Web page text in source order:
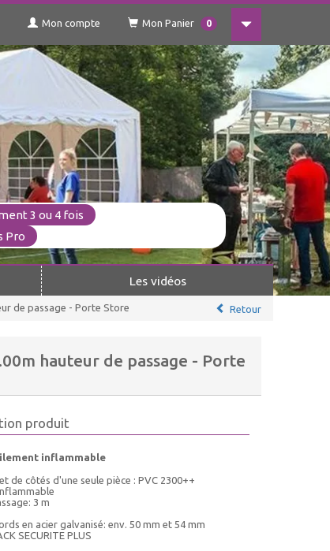
Mon compte Mon Panier 0
3 ou 4 fois
Pro
Les vidéos
de passage - Porte Store Retour
hauteur de passage - Porte
produit
inflammable
de côtés d'une seule pièce : PVC 2300++
3 m
en acier galvanisé: env. 50 mm et 54 mm
SECURITE PLUS